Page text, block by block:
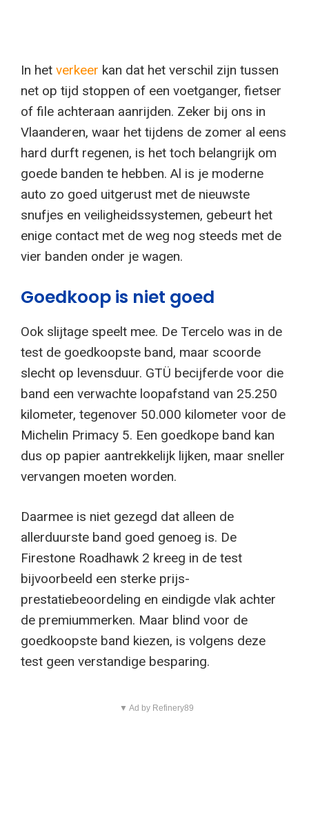
In het verkeer kan dat het verschil zijn tussen
net op tijd stoppen of een voetganger, fietser
of file achteraan aanrijden. Zeker bij ons in
Vlaanderen, waar het tijdens de zomer al eens
hard durft regenen, is het toch belangrijk om
goede banden te hebben. Al is je moderne
auto zo goed uitgerust met de nieuwste
snufjes en veiligheidssystemen, gebeurt het
enige contact met de weg nog steeds met de
vier banden onder je wagen.
Goedkoop is niet goed
Ook slijtage speelt mee. De Tercelo was in de
test de goedkoopste band, maar scoorde
slecht op levensduur. GTÜ becijferde voor die
band een verwachte loopafstand van 25.250
kilometer, tegenover 50.000 kilometer voor de
Michelin Primacy 5. Een goedkope band kan
dus op papier aantrekkelijk lijken, maar sneller
vervangen moeten worden.
Daarmee is niet gezegd dat alleen de
allerduurste band goed genoeg is. De
Firestone Roadhawk 2 kreeg in de test
bijvoorbeeld een sterke prijs-
prestatiebeoordeling en eindigde vlak achter
de premiummerken. Maar blind voor de
goedkoopste band kiezen, is volgens deze
test geen verstandige besparing.
▼ Ad by Refinery89